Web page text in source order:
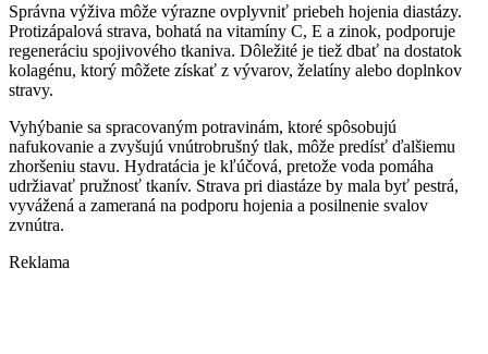
Správna výživa môže výrazne ovplyvniť priebeh hojenia diastázy.
Protizápalová strava, bohatá na vitamíny C, E a zinok, podporuje
regeneráciu spojivového tkaniva. Dôležité je tiež dbať na dostatok
kolagénu, ktorý môžete získať z vývarov, želatíny alebo doplnkov
stravy.
Vyhýbanie sa spracovaným potravinám, ktoré spôsobujú
nafukovanie a zvyšujú vnútrobrušný tlak, môže predísť ďalšiemu
zhoršeniu stavu. Hydratácia je kľúčová, pretože voda pomáha
udržiavať pružnosť tkanív. Strava pri diastáze by mala byť pestrá,
vyvážená a zameraná na podporu hojenia a posilnenie svalov
zvnútra.
Reklama